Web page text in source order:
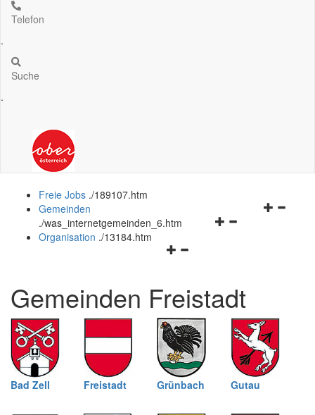
Telefon
.
Suche
.
Freie Jobs ./189107.htm
Navigationsmenü
Gemeinden
./was_internetgemeinden_6.htm
Navigationsmenü
schließen
Organisation ./13184.htm
Gemeinden Freistadt
Bad Zell Freistadt Grünbach Gutau